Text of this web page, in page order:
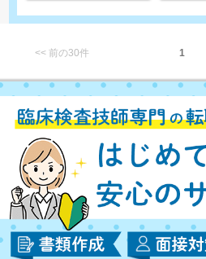
<< 前の30件 1